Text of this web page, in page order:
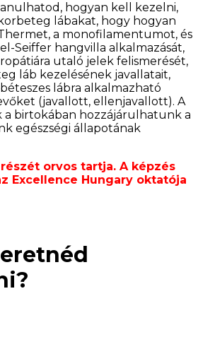
hogyan kell kezelni,
lábakat, hogy hogyan
a monofilamentumot, és
Seiffer hangvilla alkalmazását,
utaló jelek felismerését,
láb kezelésének javallatait,
lábra alkalmazható
(javallott, ellenjavallott). A
birtokában hozzájárulhatunk a
egészségi állapotának
orvos tartja. A képzés
Excellence Hungary oktatója